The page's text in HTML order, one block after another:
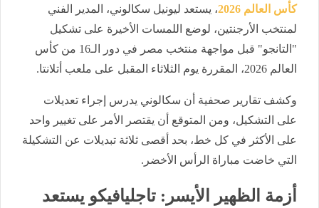
كأس العالم 2026
، يستعد ليونيل سكالوني، المدير الفني
لمنتخب الأرجنتين، لوضع اللمسات الأخيرة على تشكيل
"التانجو" قبل مواجهة منتخب مصر في دور الـ16 من كأس
العالم 2026، المقررة يوم الثلاثاء المقبل على ملعب أتلانتا.
وكشف تقارير صحفية أن سكالوني يدرس إجراء تعديلات
على التشكيل، ومن المتوقع أن يقتصر الأمر على تغيير واحد
على الأكثر في كل خط، بحد أقصى ثلاثة تبديلات عن التشكيلة
التي خاضت مباراة الرأس الأخضر.
أزمة الظهير الأيسر: تاجليافيكو يستعد